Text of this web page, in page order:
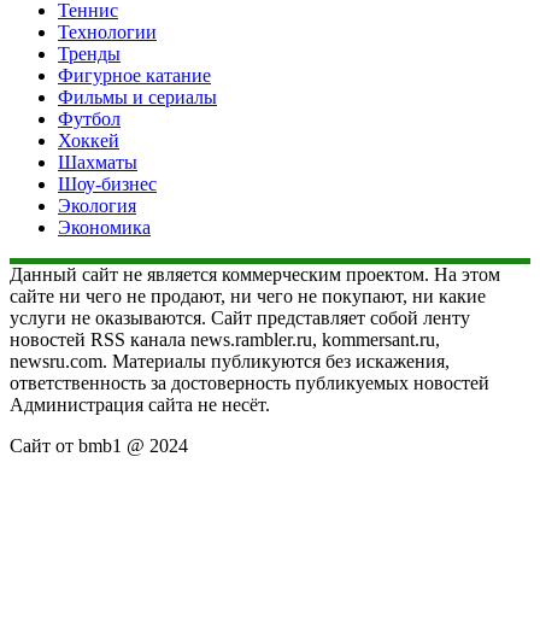
Теннис
Технологии
Тренды
Фигурное катание
Фильмы и сериалы
Футбол
Хоккей
Шахматы
Шоу-бизнес
Экология
Экономика
Данный сайт не является коммерческим проектом. На этом
сайте ни чего не продают, ни чего не покупают, ни какие
услуги не оказываются. Сайт представляет собой ленту
новостей RSS канала news.rambler.ru, kommersant.ru,
newsru.com. Материалы публикуются без искажения,
ответственность за достоверность публикуемых новостей
Администрация сайта не несёт.
Сайт от bmb1 @ 2024